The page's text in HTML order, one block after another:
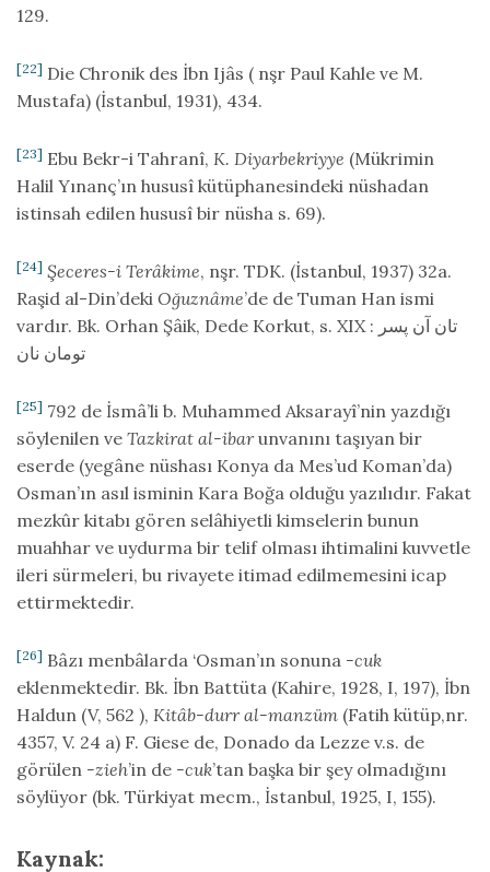
129.
[22] Die Chronik des İbn Ijâs ( nşr Paul Kahle ve M.
Mustafa) (İstanbul, 1931), 434.
[23] Ebu Bekr-i Tahranî, K. Diyarbekriyye (Mükrimin
Halil Yınanç’ın hususî kütüphanesindeki nüshadan
istinsah edilen hususî bir nüsha s. 69).
[24] Şeceres-i Terâkime, nşr. TDK. (İstanbul, 1937) 32a.
Raşid al-Din’deki Oğuznâme’de de Tuman Han ismi
vardır. Bk. Orhan Şâik, Dede Korkut, s. XIX : تان آن پسر
تومان نان
[25] 792 de İsmâ’li b. Muhammed Aksarayî’nin yazdığı
söylenilen ve Tazkirat al-ibarunvanını taşıyan bir
eserde (yegâne nüshası Konya da Mes’ud Koman’da)
Osman’ın asıl isminin Kara Boğa olduğu yazılıdır. Fakat
mezkûr kitabı gören selâhiyetli kimselerin bunun
muahhar ve uydurma bir telif olması ihtimalini kuvvetle
ileri sürmeleri, bu rivayete itimad edilmemesini icap
ettirmektedir.
[26] Bâzı menbâlarda ‘Osman’ın sonuna -cuk
eklenmektedir. Bk. İbn Battüta (Kahire, 1928, I, 197), İbn
Haldun (V, 562 ), Kitâb-durr al-manzüm (Fatih kütüp,nr.
4357, V. 24 a) F. Giese de, Donado da Lezze v.s. de
görülen -zieh’in de -cuk’tan başka bir şey olmadığını
söylüyor (bk. Türkiyat mecm., İstanbul, 1925, I, 155).
Kaynak: